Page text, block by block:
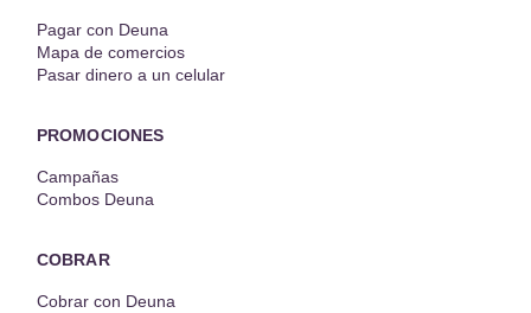
Pagar con Deuna
Mapa de comercios
Pasar dinero a un celular
PROMOCIONES
Campañas
Combos Deuna
COBRAR
Cobrar con Deuna